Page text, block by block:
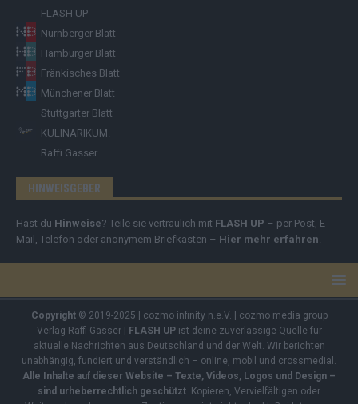
FLASH UP
Nürnberger Blatt
Hamburger Blatt
Fränkisches Blatt
Münchener Blatt
Stuttgarter Blatt
KULINARIKUM.
Raffi Gasser
HINWEISGEBER
Hast du Hinweise? Teile sie vertraulich mit FLASH UP – per Post, E-
Mail, Telefon oder anonymem Briefkasten – Hier mehr erfahren
Copyright© 2019-2025 | cozmo infinity n.e.V. | cozmo media group
Verlag Raffi Gasser | FLASH UPist deine zuverlässige Quelle für
aktuelle Nachrichten aus Deutschland und der Welt. Wir berichten
unabhängig, fundiert und verständlich – online, mobil und crossmedial.
Alle Inhalte auf dieser Website – Texte, Videos, Logos und Design –
sind urheberrechtlich geschützt . Kopieren, Vervielfältigen oder